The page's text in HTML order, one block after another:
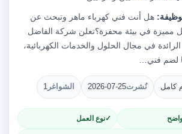
هل أنت فني كهرباء ماهر وتبحث عن
مميزة في بيئة محفزة؟تعلن شركة الفاضل
الرائدة في مجال الحلول والخدمات الكهربائية،
لضم فني…
كامل نُشرت2026-07-25 الشواغر 1
نوع العمل